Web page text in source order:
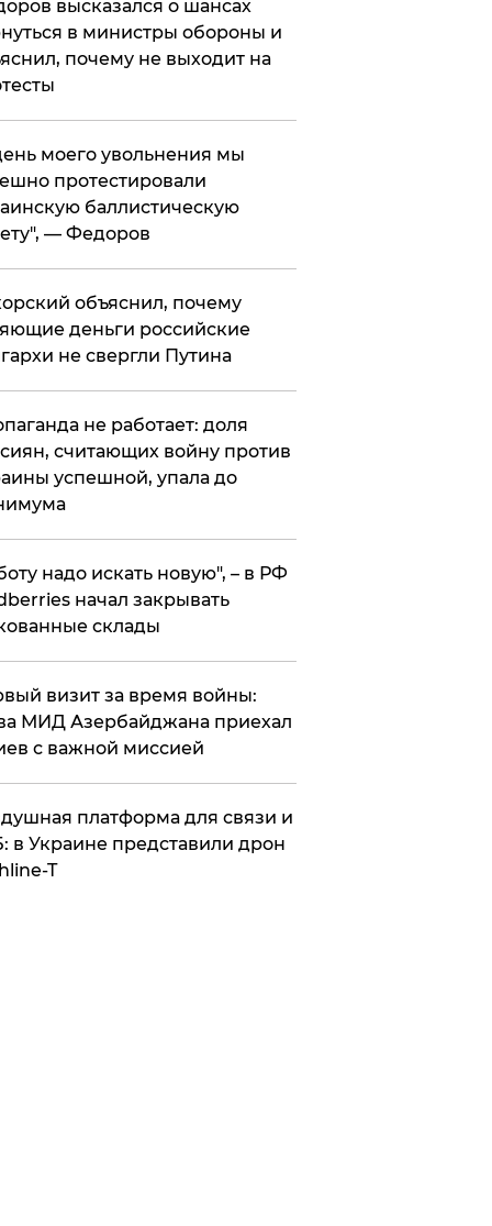
высказался о шансах
в министры обороны и
почему не выходит на
моего увольнения мы
протестировали
баллистическую
— Федоров
объяснил, почему
деньги российские
не свергли Путина
не работает: доля
считающих войну против
успешной, упала до
надо искать новую", – в РФ
начал закрывать
склады
визит за время войны:
МИД Азербайджана приехал
с важной миссией
платформа для связи и
в Украине представили дрон
T